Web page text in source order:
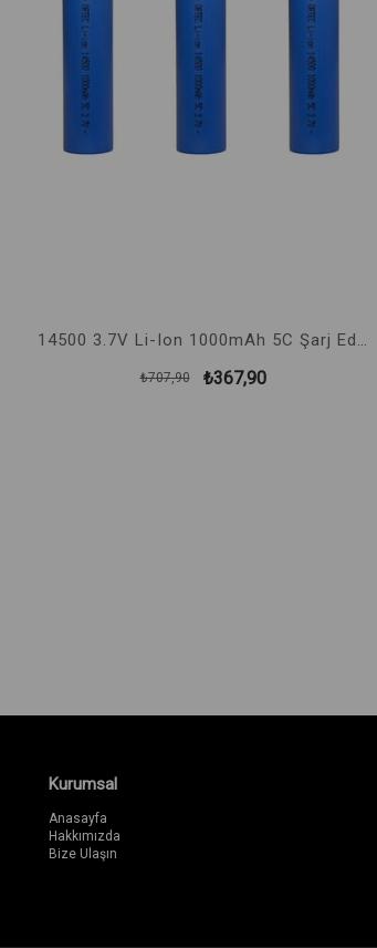
₺505,90
₺1.018,90
Kurumsal
Anasayfa
Hakkımızda
Bize Ulaşın